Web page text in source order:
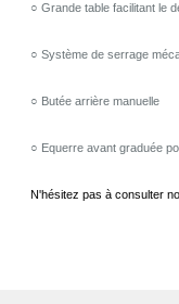
○ Grande table facilitant le
○ Système de serrage
○ Butée arrière manuelle
○ Equerre avant graduée
N'hésitez pas à consulter